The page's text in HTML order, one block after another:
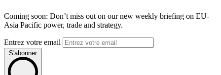
Coming soon: Don’t miss out on our new weekly briefing on EU-
Asia Pacific power, trade and strategy.
Entrez votre email
S'abonner